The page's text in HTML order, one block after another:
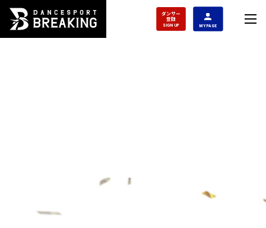
ダンサー
登録
SIGN UP MY PAGE